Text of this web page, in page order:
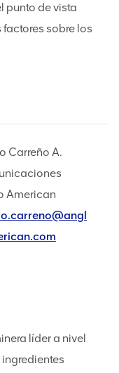
punto de vista
sobre los
Carreño A.
American
líder a nivel